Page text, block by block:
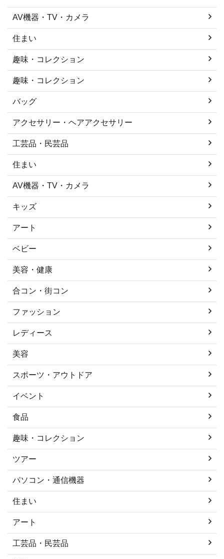
AV機器・TV・カメラ
住まい
趣味・コレクション
趣味・コレクション
バッグ
アクセサリー・ヘアアクセサリー
工芸品・民芸品
住まい
AV機器・TV・カメラ
キッズ
アート
ベビー
美容・健康
合コン・街コン
ファッション
レディース
美容
スポーツ・アウトドア
イベント
食品
趣味・コレクション
ツアー
パソコン・通信機器
住まい
アート
工芸品・民芸品